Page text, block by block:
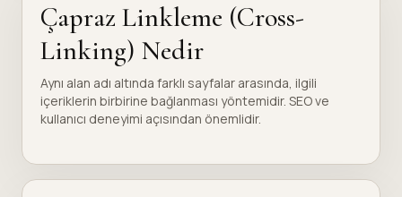
Çapraz Linkleme (Cross-
Linking) Nedir
Aynı alan adı altında farklı sayfalar arasında, ilgili
içeriklerin birbirine bağlanması yöntemidir. SEO ve
kullanıcı deneyimi açısından önemlidir.